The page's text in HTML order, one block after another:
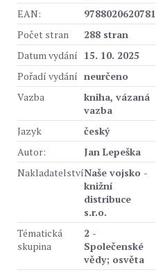
EAN:
9788020620781
Počet stran
288 stran
Datum vydání 15. 10. 2025
Pořadí vydání neurčeno
Vazba
kniha, vázaná
vazba
Jazyk
český
Autor:
Jan Lepeška
NakladatelstvíNaše vojsko -
knižní
distribuce
s.r.o.
Tématická
skupina
2 -
Společenské
vědy; osvěta